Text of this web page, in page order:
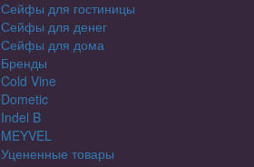
Сейфы для гостиницы
Сейфы для денег
Сейфы для дома
Бренды
Cold Vine
Dometic
Indel B
MEYVEL
Уцененные товары